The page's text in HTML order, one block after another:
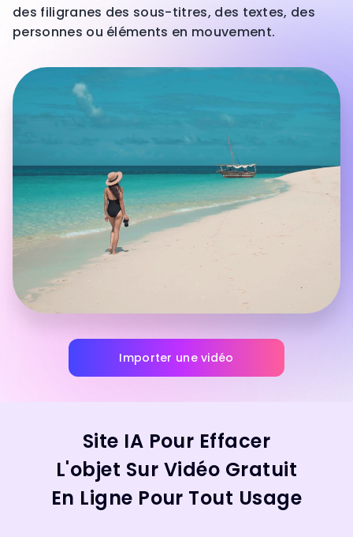
des filigranes des sous-titres, des textes, des
personnes ou éléments en mouvement.
Importer une vidéo
Site IA Pour Effacer
L'objet Sur Vidéo Gratuit
En Ligne Pour Tout Usage